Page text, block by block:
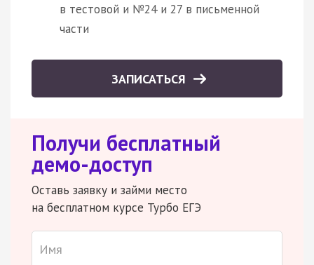
в тестовой и №24 и 27 в письменной
части
ЗАПИСАТЬСЯ
Получи бесплатный
демо-доступ
Оставь заявку и займи место
на бесплатном курсе Турбо ЕГЭ